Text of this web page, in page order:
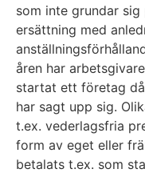
som inte grundar
ersättning med
åren har
startat ett företag
har sagt upp sig.
t.ex. vederlagsfria
form av eget eller
betalats t.ex. som